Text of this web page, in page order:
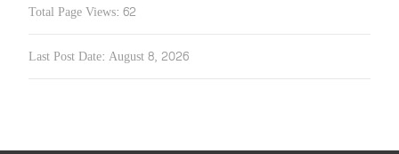
Total Page Views: 62
Last Post Date: August 8, 2026